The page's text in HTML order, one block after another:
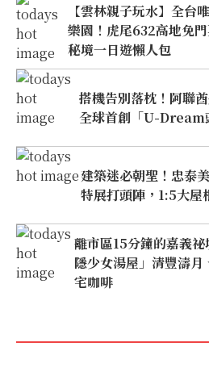
【雲林親子玩水】全台
樂園！虎尾632高地免
秘境一日遊懶人包
搭機告別落枕！阿聯
全球首創「U-Dream
建築迷必朝聖！忠泰
特展打頭陣，1:5大屋
離市區15分鐘的嘉義
隱少女湯屋」清豐濤
宅咖啡